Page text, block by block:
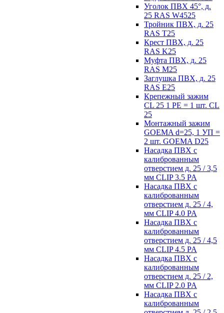
Уголок ПВХ 45°, д.
25 RAS W4525
Тройник ПВХ, д. 25
RAS T25
Крест ПВХ, д. 25
RAS K25
Муфта ПВХ, д. 25
RAS M25
Заглушка ПВХ, д. 25
RAS E25
Крепежный зажим
CL 25 1 PE = 1 шт. CL
25
Монтажный зажим
GOEMA d=25, 1 УП =
2 шт. GOEMA D25
Насадка ПВХ с
калиброванным
отверстием д. 25 / 3,5
мм CLIP 3.5 PA
Насадка ПВХ с
калиброванным
отверстием д. 25 / 4,
мм CLIP 4.0 PA
Насадка ПВХ с
калиброванным
отверстием д. 25 / 4,5
мм CLIP 4.5 PA
Насадка ПВХ с
калиброванным
отверстием д. 25 / 2,
мм CLIP 2.0 PA
Насадка ПВХ с
калиброванным